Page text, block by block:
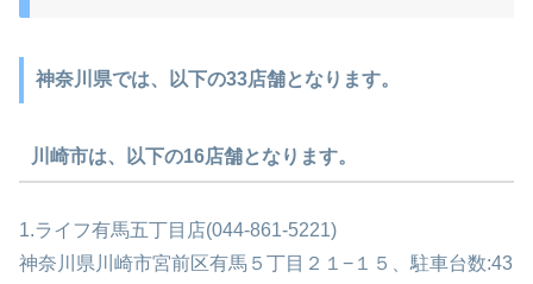
神奈川県では、以下の33店舗となります。
川崎市は、以下の16店舗となります。
1.ライフ有馬五丁目店(044-861-5221)
神奈川県川崎市宮前区有馬５丁目２１−１５、駐車台数:43